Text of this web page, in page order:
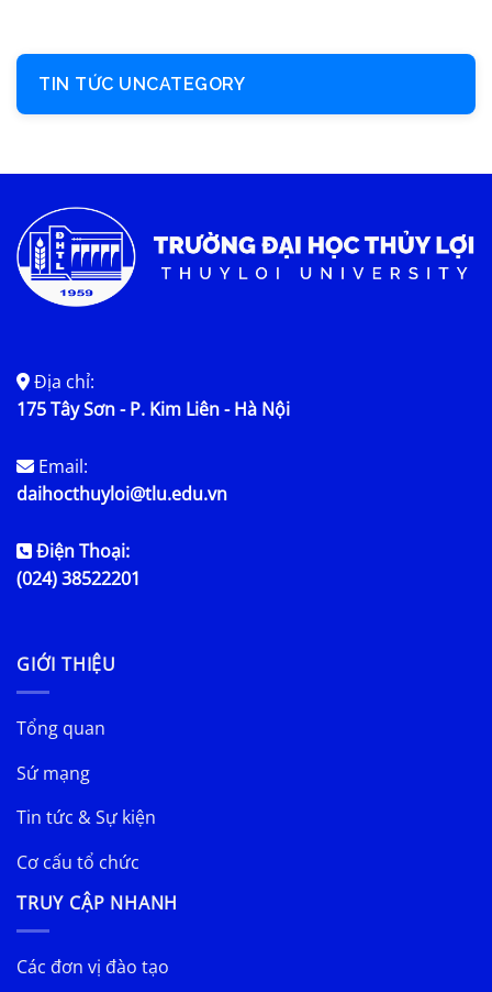
TIN TỨC UNCATEGORY
Địa chỉ:
175 Tây Sơn - P. Kim Liên - Hà Nội
Email:
daihocthuyloi@tlu.edu.vn
Điện Thoại:
(024) 38522201
GIỚI THIỆU
Tổng quan
Sứ mạng
Tin tức & Sự kiện
Cơ cấu tổ chức
TRUY CẬP NHANH
Các đơn vị đào tạo